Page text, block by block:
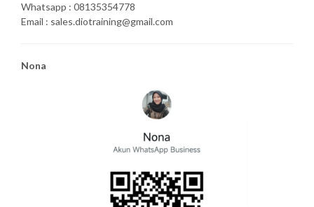
Whatsapp : 08135354778
Email : sales.diotraining@gmail.com
Nona